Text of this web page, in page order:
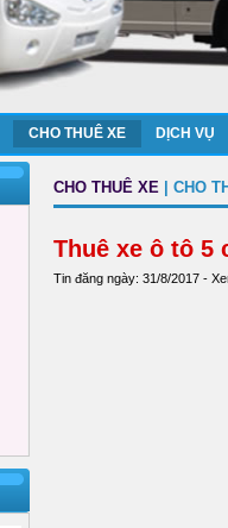
CHO THUÊ XE DỊCH VỤ
CHO THUÊ XE| CHO
Thuê xe ô tô 5
Tin đăng ngày: 31/8/2017 -